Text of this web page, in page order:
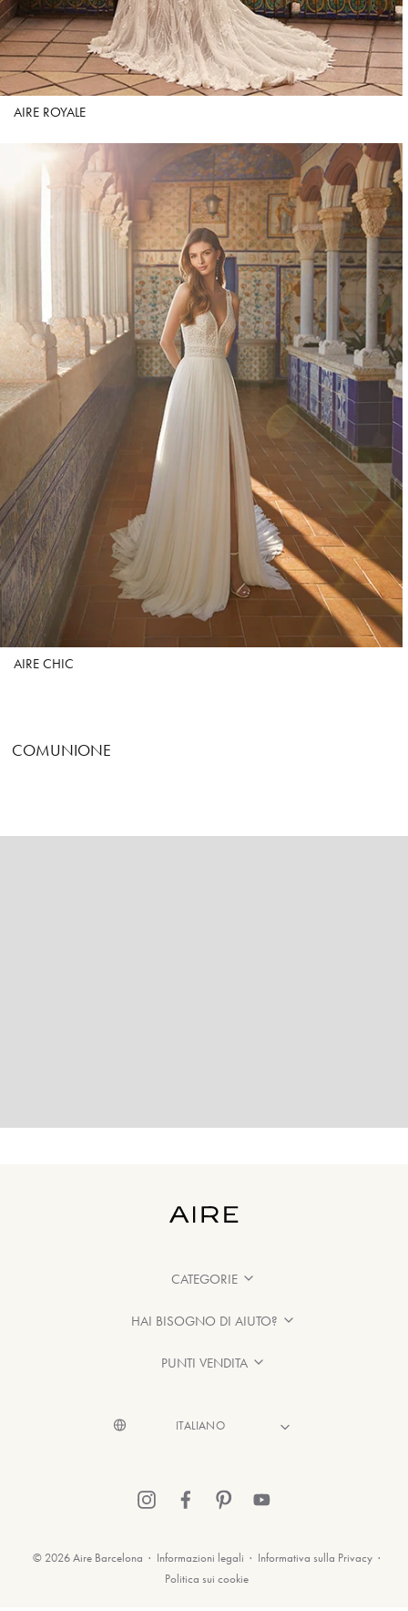
AIRE ROYALE
AIRE CHIC
COMUNIONE
CATEGORIE
HAI BISOGNO DI AIUTO?
PUNTI VENDITA
© 2026 Aire Barcelona · Informazioni legali · Informativa sulla Privacy ·
Politica sui cookie